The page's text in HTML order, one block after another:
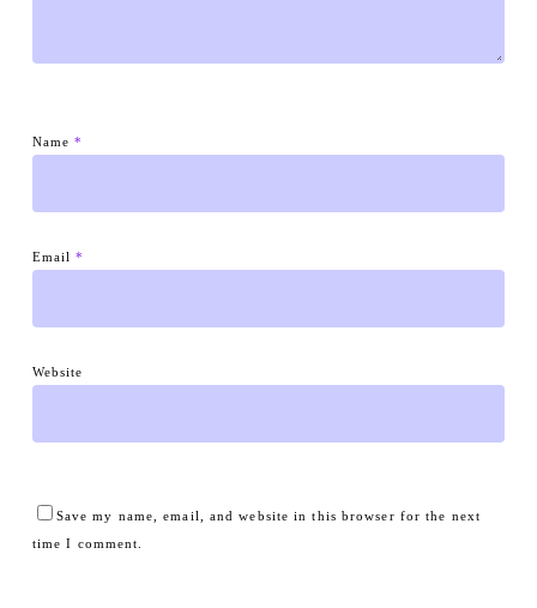
Name*
Email*
Website
Save my name, email, and website in this browser for the next
time I comment.